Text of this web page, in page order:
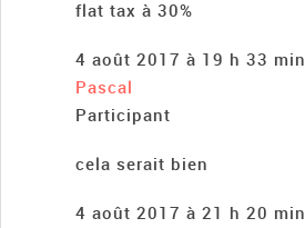
flat tax à 30%
4 août 2017 à 19 h 33 min
Pascal
Participant
cela serait bien
4 août 2017 à 21 h 20 min